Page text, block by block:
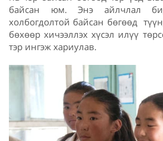
байсан юм. Энэ айлчлал
холбогдолтой байсан бөгөөд
бөхөөр хичээллэх хүсэл илүү
тэр ингэж хариулав.